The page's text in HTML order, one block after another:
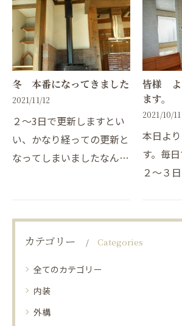
ありました。経年劣化によ
るものでしたので、新しい
商品…
ューア
ログ等
で、よ
す。---…
冬 本番になってきました
2021/11/12
２～3日で更新しますとい
い、かなり経っての更新と
なってしまいましたなんと
が、暖かい見方をご紹介…
皆様 よ
ます。
2021/10/11
本日よ
す。毎
２～３
カテゴリー Categories
全てのカテゴリー
内装
外構